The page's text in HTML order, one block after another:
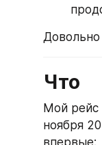
Довольно
Что
Мой рейс
ноября
впервые: